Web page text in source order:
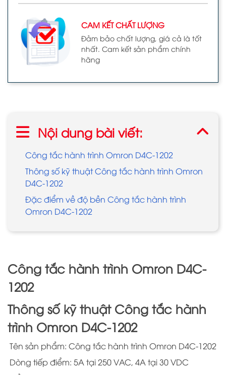
CAM KẾT CHẤT LƯỢNG
Đảm bảo chất lượng, giá cả là tốt
nhất. Cam kết sản phẩm chính
hãng
Nội dung bài viết:
Công tắc hành trình Omron D4C-1202
Thông số kỹ thuật Công tắc hành trình Omron
D4C-1202
Đặc điểm về độ bền Công tắc hành trình
Omron D4C-1202
Công tắc hành trình Omron D4C-
1202
Thông số kỹ thuật Công tắc hành
trình Omron D4C-1202
Tên sản phẩm: Công tắc hành trình Omron D4C-1202
Dòng tiếp điểm: 5A tại 250 VAC, 4A tại 30 VDC